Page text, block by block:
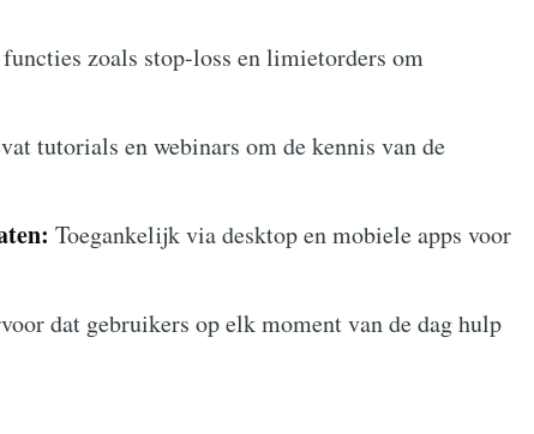
zoals stop-loss en limietorders om
tutorials en webinars om de kennis van de
Toegankelijk via desktop en mobiele apps voor
dat gebruikers op elk moment van de dag hulp